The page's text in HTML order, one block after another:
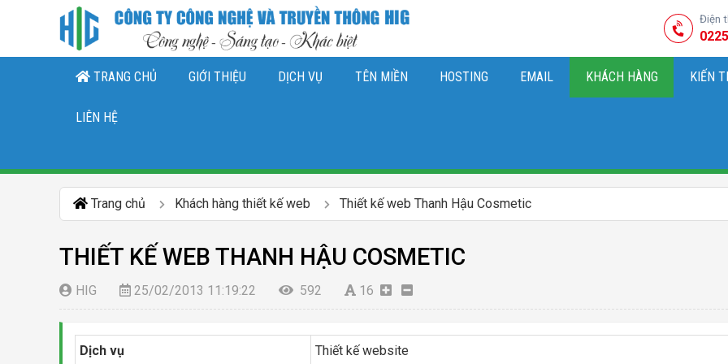
Điện
TRANG CHỦ GIỚI THIỆU DỊCH VỤ TÊN MIỀN HOSTING EMAIL KHÁCH HÀNG KIẾN
LIÊN HỆ
Trang chủ Khách hàng thiết kế web Thiết kế web Thanh Hậu Cosmetic
THIẾT KẾ WEB THANH HẬU COSMETIC
HIG 25/02/2013 11:19:22 592 16
Dịch vụ Thiết kế website